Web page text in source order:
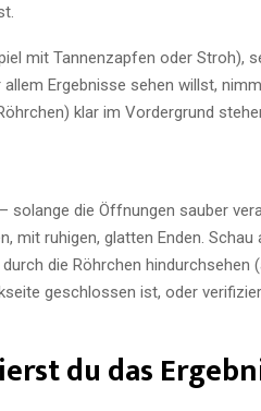
mit Tannenzapfen oder Stroh),
Ergebnisse sehen willst,
klar im Vordergrund
solange die Öffnungen sauber
mit ruhigen, glatten Enden.
die Röhrchen hindurchsehen
geschlossen ist, oder
du das